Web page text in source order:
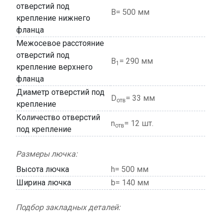
отверстий под
крепление нижнего
фланца
В= 500 мм
Межосевое расстояние
отверстий под
крепление верхнего
фланца
В1 = 290 мм
Диаметр отверстий под
крепление
Dотв= 33 мм
Количество отверстий
под крепление
nотв= 12 шт.
Размеры лючка:
Высота лючка
h= 500 мм
Ширина лючка
b= 140 мм
Подбор закладных деталей: